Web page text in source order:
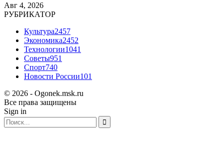
Авг 4, 2026
РУБРИКАТОР
Культура2457
Экономика2452
Технологии1041
Советы951
Спорт740
Новости России101
© 2026 - Ogonek.msk.ru
Все права защищены
Sign in